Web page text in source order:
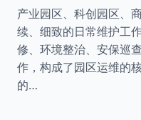
产业园区、科创园区、
续、细致的日常维护工
修、环境整治、安保巡
作，构成了园区运维的
的…